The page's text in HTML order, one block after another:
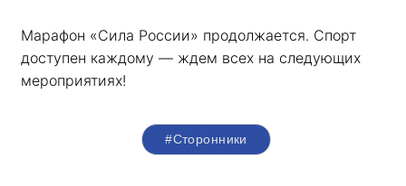
Марафон «Сила России» продолжается. Спорт
доступен каждому — ждем всех на следующих
мероприятиях!
#Сторонники